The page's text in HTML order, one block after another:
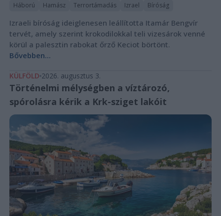
Háború Hamász Terrortámadás Izrael Bíróság
Izraeli bíróság ideiglenesen leállította Itamár Bengvír
tervét, amely szerint krokodilokkal teli vizesárok venné
körül a palesztin rabokat őrző Keciot börtönt.
Bővebben...
KÜLFÖLD 2026. augusztus 3.
Történelmi mélységben a víztározó,
spórolásra kérik a Krk-sziget lakóit